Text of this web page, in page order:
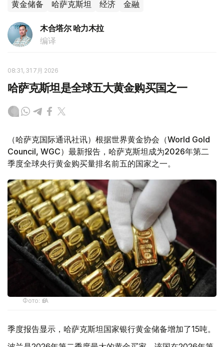
黄金储备 哈萨克斯坦 经济 金融
木合塔尔 哈力木拉
编译
08:31, 31 7月 2026
哈萨克斯坦是全球五大黄金购买国之一
（哈萨克国际通讯社讯）根据世界黄金协会（World Gold
Council, WGC）最新报告，哈萨克斯坦成为2026年第二
季度全球央行黄金购买量排名前五的国家之一。
Фото: ӨзА
季度报告显示，哈萨克斯坦国家银行黄金储备增加了15吨。